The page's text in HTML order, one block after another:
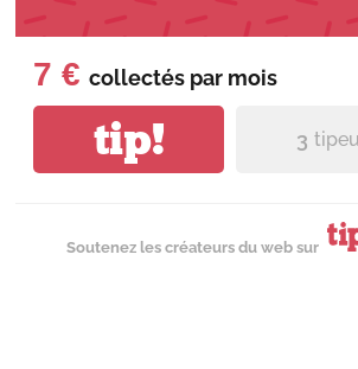
7 € collectés par mois
tip! 3
Soutenez les créateurs du web sur